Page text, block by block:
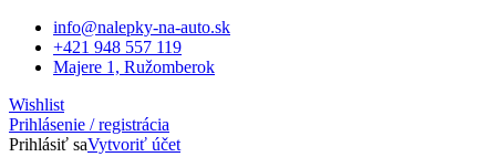
info@nalepky-na-auto.sk
+421 948 557 119
Majere 1, Ružomberok
Wishlist
Prihlásenie / registrácia
Prihlásiť saVytvoriť účet